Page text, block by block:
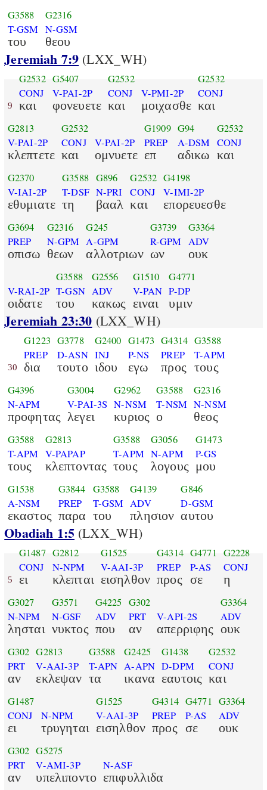
G3588
T-GSM
του
G2316
N-GSM
θεου
Jeremiah 7:9 (LXX_WH)
9
G2532
CONJ
και
G5407
V-PAI-2P
φονευετε
G2532
CONJ
και
V-PMI-2P
μοιχασθε
G2532
CONJ
και
G2813
V-PAI-2P
κλεπτετε
G2532
CONJ
και
V-PAI-2P
ομνυετε
G1909
PREP
επ
G94
A-DSM
αδικω
G2532
CONJ
και
G2370
V-IAI-2P
εθυμιατε
G3588
T-DSF
τη
G896
N-PRI
βααλ
G2532
CONJ
και
G4198
V-IMI-2P
επορευεσθε
G3694
PREP
οπισω
G2316
N-GPM
θεων
G245
A-GPM
αλλοτριων
G3739
R-GPM
ων
G3364
ADV
ουκ
V-RAI-2P
οιδατε
G3588
T-GSN
του
G2556
ADV
κακως
G1510
V-PAN
ειναι
G4771
P-DP
υμιν
Jeremiah 23:30 (LXX_WH)
30
G1223
PREP
δια
G3778
D-ASN
τουτο
G2400
INJ
ιδου
G1473
P-NS
εγω
G4314
PREP
προς
G3588
T-APM
τους
G4396
N-APM
προφητας
G3004
V-PAI-3S
λεγει
G2962
N-NSM
κυριος
G3588
T-NSM
ο
G2316
N-NSM
θεος
G3588
T-APM
τους
G2813
V-PAPAP
κλεπτοντας
G3588
T-APM
τους
G3056
N-APM
λογους
G1473
P-GS
μου
G1538
A-NSM
εκαστος
G3844
PREP
παρα
G3588
T-GSM
του
G4139
ADV
πλησιον
G846
D-GSM
αυτου
Obadiah 1:5 (LXX_WH)
5
G1487
CONJ
ει
G2812
N-NPM
κλεπται
G1525
V-AAI-3P
εισηλθον
G4314
PREP
προς
G4771
P-AS
σε
G2228
CONJ
η
G3027
N-NPM
λησται
G3571
N-GSF
νυκτος
G4225
ADV
που
G302
PRT
αν
V-API-2S
απερριφης
G3364
ADV
ουκ
G302
PRT
αν
G2813
V-AAI-3P
εκλεψαν
G3588
T-APN
τα
G2425
A-APN
ικανα
G1438
D-DPM
εαυτοις
G2532
CONJ
και
G1487
CONJ
ει
N-NPM
τρυγηται
G1525
V-AAI-3P
εισηλθον
G4314
PREP
προς
G4771
P-AS
σε
G3364
ADV
ουκ
G302
PRT
αν
G5275
V-AMI-3P
υπελιποντο
N-ASF
επιφυλλιδα